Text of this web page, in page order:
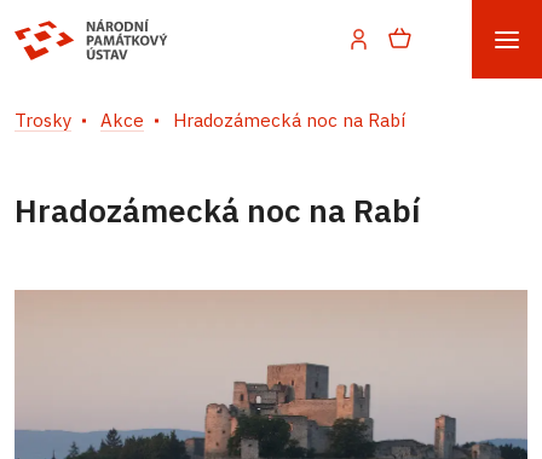
Trosky Akce Hradozámecká noc na Rabí
Hradozámecká noc na Rabí